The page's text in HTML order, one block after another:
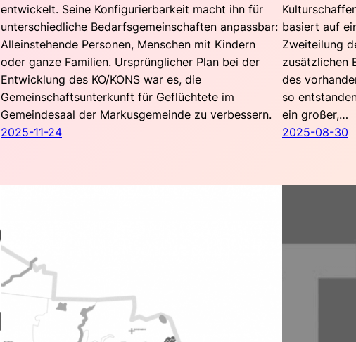
entwickelt. Seine Konfigurierbarkeit macht ihn für
unterschiedliche Bedarfsgemeinschaften anpassbar:
Alleinstehende Personen, Menschen mit Kindern
oder ganze Familien. Ursprünglicher Plan bei der
Entwicklung des KO/KONS war es, die
Gemeinschaftsunterkunft für Geflüchtete im
Gemeindesaal der Markusgemeinde zu verbessern.
2025-11-24
basiert auf
Zweiteilung
zusätzlichen
des
so
ein großer,…
2025-08-30